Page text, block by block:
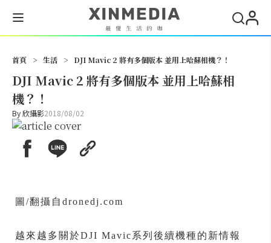
首頁 > 生活 > DJI Mavic 2 將有多個版本 並用上哈蘇相機？！
DJI Mavic 2 將有多個版本 並用上哈蘇相
機？！
By欣攝影2018/08/02
圖/翻攝自dronedj.com
越來越多關於DJI Mavic系列後續機種的新情報